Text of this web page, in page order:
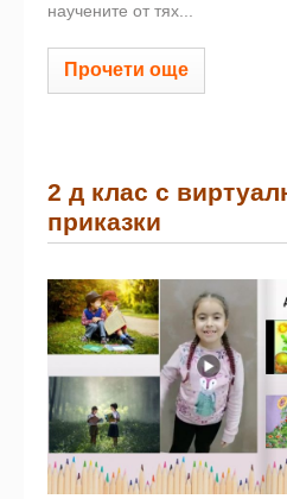
научените от тях...
Прочети още
2 д клас с
приказки